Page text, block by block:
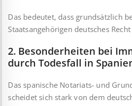
Das bedeutet, dass grundsätzlich
Staatsangehörigen deutsches
2. Besonderheiten bei
durch Todesfall in
Das spanische Notariats- und
scheidet sich stark von dem